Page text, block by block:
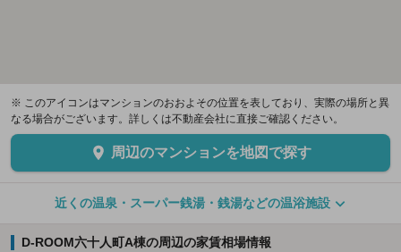
※ このアイコンはマンションのおおよその位置を表しており、実際の場所と異
なる場合がございます。詳しくは不動産会社に直接ご確認ください。
周辺のマンションを地図で探す
近くの温泉・スーパー銭湯・銭湯などの温浴施設
D-ROOM六十人町A棟の周辺の家賃相場情報